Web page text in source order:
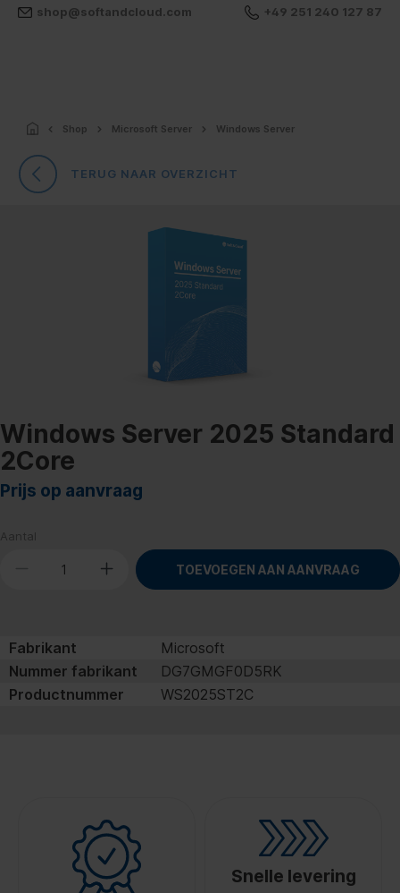
shop@softandcloud.com +49 251 240 127 87
Shop Microsoft Server Windows Server
TERUG NAAR OVERZICHT
Windows Server 2025 Standard
2Core
Prijs op aanvraag
Aantal
TOEVOEGEN AAN AANVRAAG
Fabrikant
Microsoft
Nummer fabrikant
DG7GMGF0D5RK
Productnummer
WS2025ST2C
Snelle levering